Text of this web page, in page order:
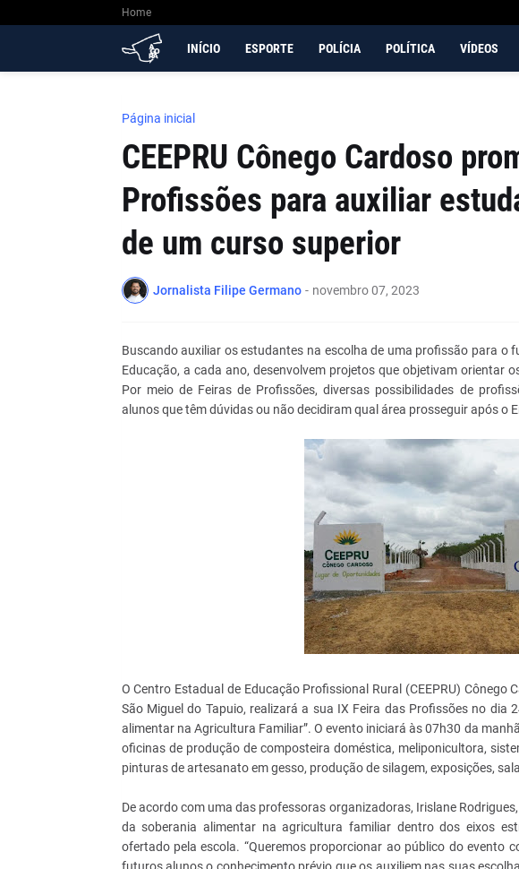
Home
INÍCIO ESPORTE POLÍCIA POLÍTICA VÍDEOS
Página inicial
CEEPRU Cônego Cardoso
Profissões para auxiliar
de um curso superior
Jornalista Filipe Germano - novembro 07, 2023
Buscando auxiliar os estudantes na escolha de uma profissão para o
Educação, a cada ano, desenvolvem projetos que objetivam orientar
Por meio de Feiras de Profissões, diversas possibilidades de
alunos que têm dúvidas ou não decidiram qual área prosseguir após o
O Centro Estadual de Educação Profissional Rural (CEEPRU) Cônego
São Miguel do Tapuio, realizará a sua IX Feira das Profissões no dia
alimentar na Agricultura Familiar”. O evento iniciará às 07h30 da
oficinas de produção de composteira doméstica, meliponicultora,
pinturas de artesanato em gesso, produção de silagem, exposições,
De acordo com uma das professoras organizadoras, Irislane
da soberania alimentar na agricultura familiar dentro dos eixos
ofertado pela escola. “Queremos proporcionar ao público do evento